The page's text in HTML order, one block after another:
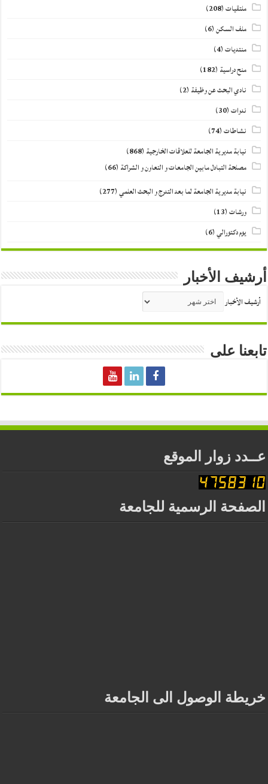
ملتقيات(208)
ملف السكن(6)
منتديات(4)
منح دراسية (182)
نادي البحث عن وظيفة (2)
ندوات(30)
نشاطات(74)
نيابة مديرية الجامعة للعلاقات الخارجية (868)
مصلحة التبادل مابين الجامعات و التعاون و الشراكة (66)
نيابة مديرية الجامعة لما بعد التدرج و البحث العلمي(277)
ورشات(13)
يوم دكتورالي(6)
أرشيف الأخبار
أرشيف الأخبار
تابعنا على
عــدد زوار الموقع
الصفحة الرسمية للجامعة
خريطة الوصول الى الجامعة